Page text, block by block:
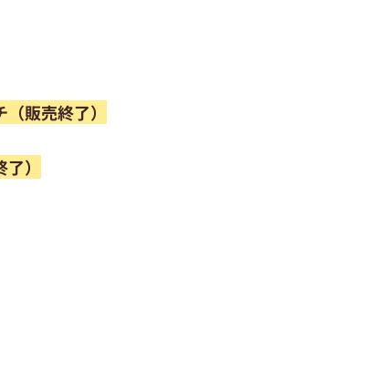
販売終了）
）